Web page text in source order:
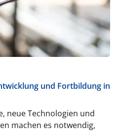
und Fortbildung in
neue Technologien und
machen es notwendig,